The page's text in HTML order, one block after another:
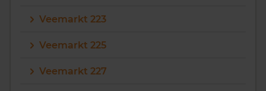
Veemarkt 223
Veemarkt 225
Veemarkt 227